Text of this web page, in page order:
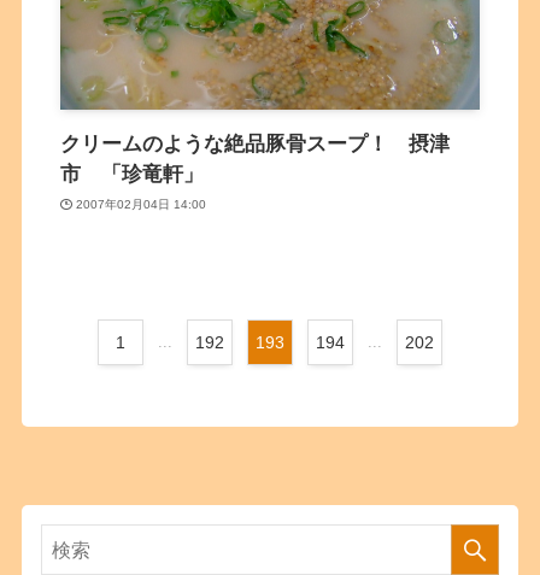
クリームのような絶品豚骨スープ！ 摂津
市 「珍竜軒」
2007年02月04日 14:00
1 192 193 194 202